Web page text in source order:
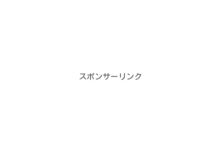
スポンサーリンク